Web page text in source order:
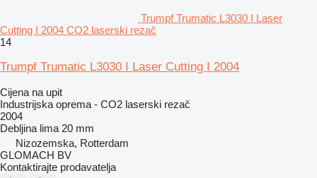
Trumpf Trumatic L3030 I Laser
Cutting I 2004 CO2 laserski rezač
14
Trumpf Trumatic L3030 I Laser Cutting I 2004
Cijena na upit
Industrijska oprema - CO2 laserski rezač
2004
Debljina lima 20 mm
Nizozemska, Rotterdam
GLOMACH BV
Kontaktirajte prodavatelja